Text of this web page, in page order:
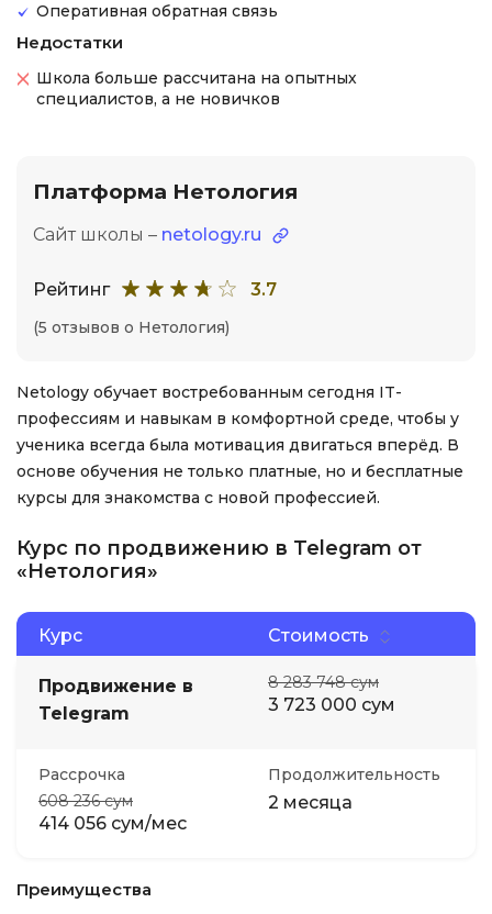
Оперативная обратная связь
Недостатки
Школа больше рассчитана на опытных
специалистов, а не новичков
Платформа Нетология
Сайт школы – netology.ru
Рейтинг 3.7
(5 отзывов о Нетология)
Netology обучает востребованным сегодня IT-
профессиям и навыкам в комфортной среде, чтобы у
ученика всегда была мотивация двигаться вперёд. В
основе обучения не только платные, но и бесплатные
курсы для знакомства с новой профессией.
Курс по продвижению в Telegram от
«Нетология»
Курс Стоимость
Продвижение в
Telegram
8 283 748 сум
3 723 000 сум
Рассрочка
608 236 сум
414 056 сум/мес
Продолжительность
2 месяца
Преимущества